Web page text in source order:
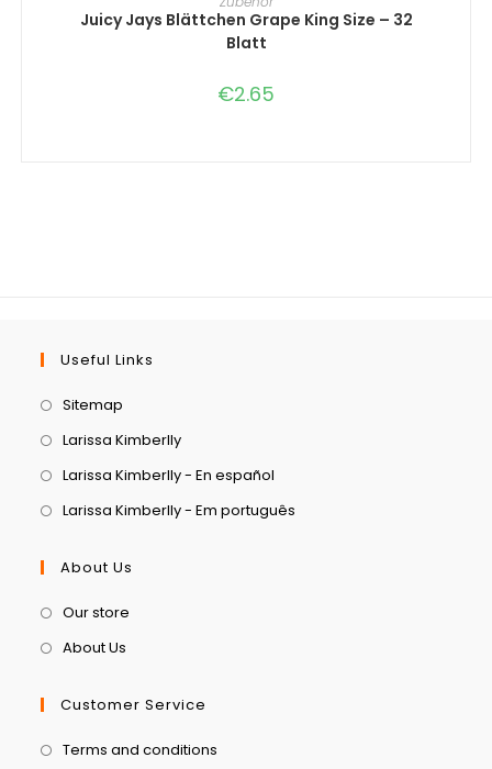
Juicy Jays Blättchen Grape King Size – 32
Blatt
€2.65
Useful Links
Sitemap
Larissa Kimberlly
Larissa Kimberlly - En español
Larissa Kimberlly - Em português
About Us
Our store
About Us
Customer Service
Terms and conditions